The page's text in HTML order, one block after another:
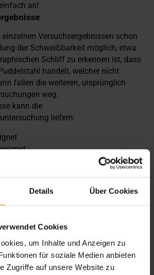
Details Über Cookies
Cookies
um Inhalte und Anzeigen zu
für soziale Medien anbieten
Zugriffe auf unsere Website zu
an!
Versuchsergebnissen schon
der Schweißbarkeit möglich, etwa
Schliff zu erkennen ist, dass
handelt, welcher nicht
fallen die weiteren, ursprünglich
weg.
kann die
liefern:
(wie heutige Stahlsorten)
werden, dass die Untersuchungen an
Träger oder Bauteil nicht auf andere im
Bauteile übertragbar ist!